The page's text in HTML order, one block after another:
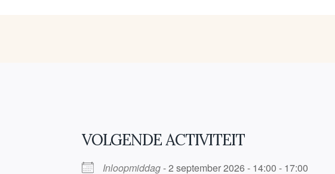
VOLGENDE ACTIVITEIT
Inloopmiddag- 2 september 2026 - 14:00 - 17:00